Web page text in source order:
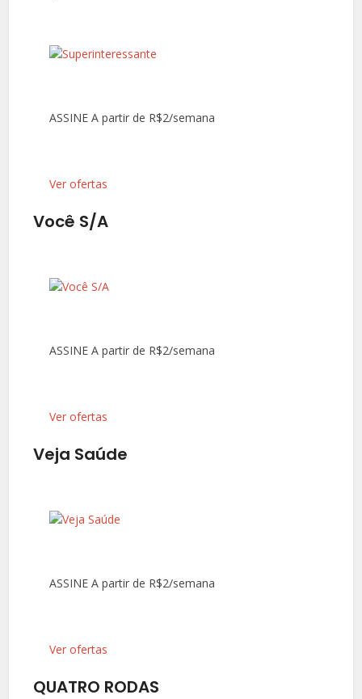
ASSINE A partir de R$2/semana
Ver ofertas
Você S/A
ASSINE A partir de R$2/semana
Ver ofertas
Veja Saúde
ASSINE A partir de R$2/semana
Ver ofertas
QUATRO RODAS